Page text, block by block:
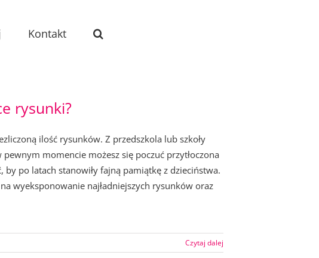
Kontakt
rysunki?
ilość rysunków. Z przedszkola lub szkoły
pewnym momencie możesz się poczuć przytłoczona
by po latach stanowiły fajną pamiątkę z dzieciństwa.
wyeksponowanie najładniejszych rysunków oraz
Czytaj dalej